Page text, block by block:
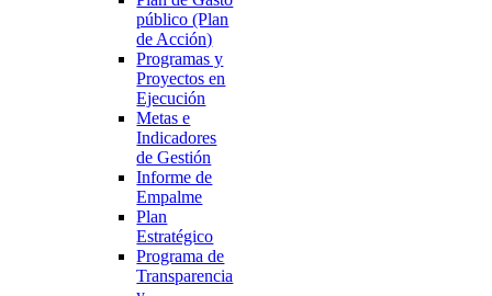
público (Plan
de Acción)
Programas y
Proyectos en
Ejecución
Metas e
Indicadores
de Gestión
Informe de
Empalme
Plan
Estratégico
Programa de
Transparencia